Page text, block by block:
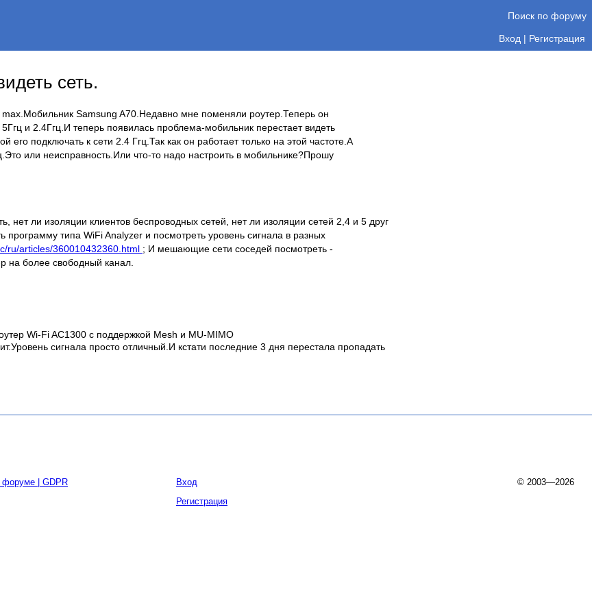
Поиск по форуму
Вход | Регистрация
сеть.
Samsung A70.Недавно мне поменяли роутер.Теперь он
и 2.4Ггц.И теперь появилась проблема-мобильник перестает видеть
его подключать к сети 2.4 Ггц.Так как он работает только на этой частоте.А
или неисправность.Или что-то надо настроить в мобильнике?Прошу
нет ли изоляции клиентов беспроводных сетей, нет ли изоляции сетей 2,4 и 5 друг
программу типа WiFi Analyzer и посмотреть уровень сигнала в разных
ru/articles/360010432360.html ; И мешающие сети соседей посмотреть -
на более свободный канал.
Wi‑Fi AC1300 с поддержкой Mesh и MU‑MIMO
сигнала просто отличный.И кстати последние 3 дня перестала пропадать
| GDPR
Вход
Регистрация
© 2003—2026